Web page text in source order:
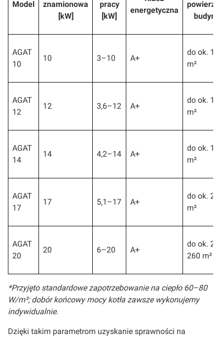
Model
znamionowa
[kW]
pracy
[kW]
energetyczna
AGAT
10
10 3–10 A+
do ok.
m²
AGAT
12
12 3,6–12 A+
do ok.
m²
AGAT
14
14 4,2–14 A+
do ok.
m²
AGAT
17
17 5,1–17 A+
do ok.
m²
AGAT
20
20 6–20 A+
do ok.
260 m²
*Przyjęto standardowe zapotrzebowanie na ciepło 60–80
W/m²; dobór końcowy mocy kotła zawsze wykonujemy
indywidualnie.
Dzięki takim parametrom uzyskanie sprawności na